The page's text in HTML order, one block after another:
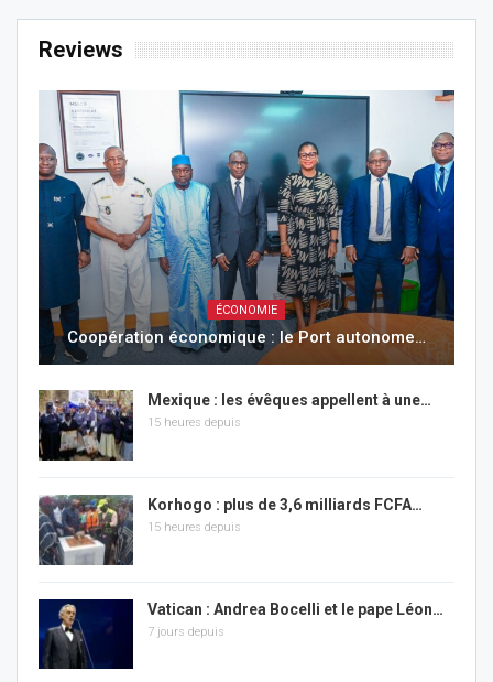
Reviews
ÉCONOMIE
Coopération économique : le Port autonome…
Mexique : les évêques appellent à une…
15 heures depuis
Korhogo : plus de 3,6 milliards FCFA…
15 heures depuis
Vatican : Andrea Bocelli et le pape Léon…
7 jours depuis